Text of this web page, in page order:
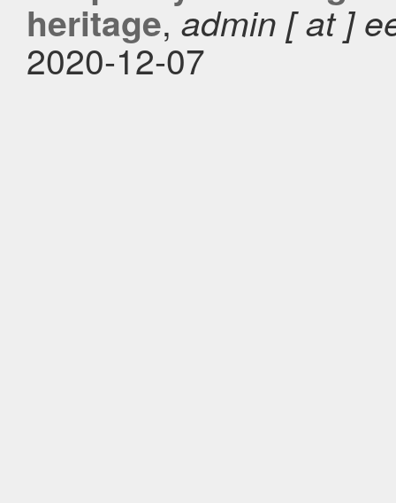
heritage,admin [ at ]
2020-12-07